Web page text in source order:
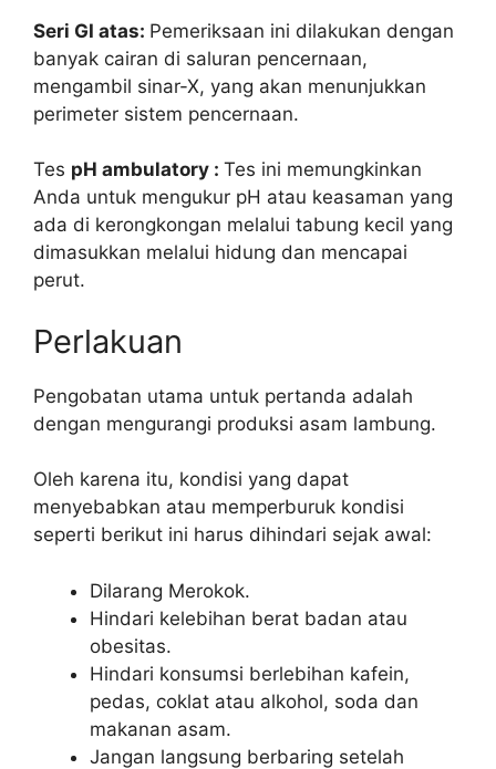
Seri GI atas: Pemeriksaan ini dilakukan dengan
banyak cairan di saluran pencernaan,
mengambil sinar-X, yang akan menunjukkan
perimeter sistem pencernaan.
Tes pH ambulatory : Tes ini memungkinkan
Anda untuk mengukur pH atau keasaman yang
ada di kerongkongan melalui tabung kecil yang
dimasukkan melalui hidung dan mencapai
perut.
Perlakuan
Pengobatan utama untuk pertanda adalah
dengan mengurangi produksi asam lambung.
Oleh karena itu, kondisi yang dapat
menyebabkan atau memperburuk kondisi
seperti berikut ini harus dihindari sejak awal:
Dilarang Merokok.
Hindari kelebihan berat badan atau
obesitas.
Hindari konsumsi berlebihan kafein,
pedas, coklat atau alkohol, soda dan
makanan asam.
Jangan langsung berbaring setelah